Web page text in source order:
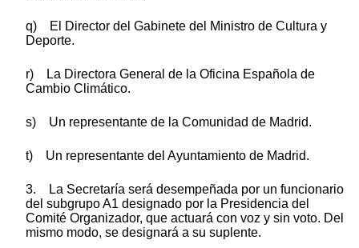
q) El Director del Gabinete del Ministro de Cultura y
Deporte.
r) La Directora General de la Oficina Española de
Cambio Climático.
s) Un representante de la Comunidad de Madrid.
t) Un representante del Ayuntamiento de Madrid.
3. La Secretaría será desempeñada por un funcionario
del subgrupo A1 designado por la Presidencia del
Comité Organizador, que actuará con voz y sin voto. Del
mismo modo, se designará a su suplente.